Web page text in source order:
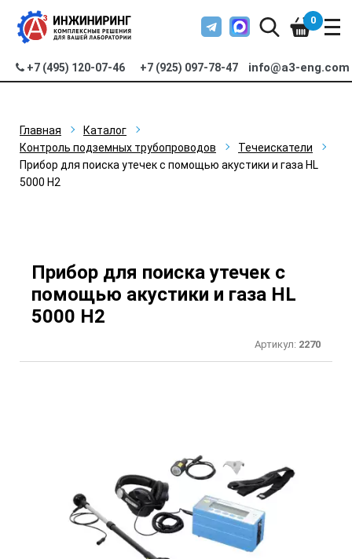
+7 (495) 120-07-46 +7 (925) 097-78-47 info@a3-eng.com
0
Главная
Каталог
Контроль подземных трубопроводов
Течеискатели
Прибор для поиска утечек с помощью акустики и газа HL
5000 H2
Прибор для поиска утечек с
помощью акустики и газа HL
5000 H2
Артикул: 2270